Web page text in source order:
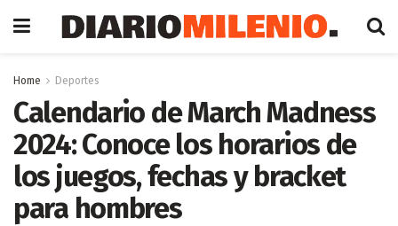
Home Deportes
Calendario de March Madness
2024: Conoce los horarios de
los juegos, fechas y bracket
para hombres